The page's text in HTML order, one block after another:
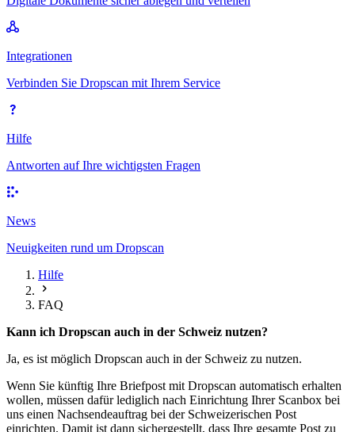
Integrationen
Verbinden Sie Dropscan mit Ihrem Service
Hilfe
Antworten auf Ihre wichtigsten Fragen
News
Neuigkeiten rund um Dropscan
Hilfe
FAQ
Kann ich Dropscan auch in der Schweiz nutzen?
Ja, es ist möglich Dropscan auch in der Schweiz zu nutzen.
Wenn Sie künftig Ihre Briefpost mit Dropscan automatisch erhalten
wollen, müssen dafür lediglich nach Einrichtung Ihrer Scanbox bei
uns einen Nachsendeauftrag bei der Schweizerischen Post
einrichten. Damit ist dann sichergestellt, dass Ihre gesamte Post zu